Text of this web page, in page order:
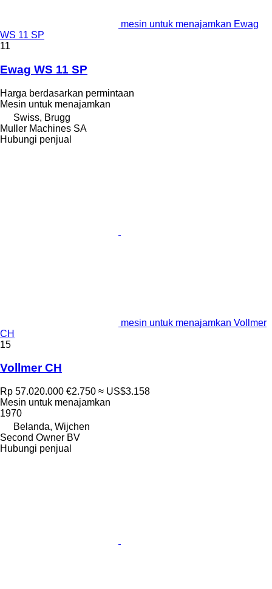
mesin untuk menajamkan Ewag
WS 11 SP
11
Ewag WS 11 SP
Harga berdasarkan permintaan
Mesin untuk menajamkan
Swiss, Brugg
Muller Machines SA
Hubungi penjual
mesin untuk menajamkan Vollmer
CH
15
Vollmer CH
Rp 57.020.000 €2.750 ≈ US$3.158
Mesin untuk menajamkan
1970
Belanda, Wijchen
Second Owner BV
Hubungi penjual